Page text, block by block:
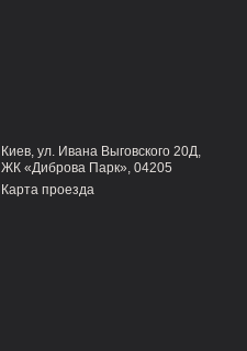
Киев, ул. Ивана Выговского 20Д,
ЖК «Диброва Парк», 04205
Карта проезда